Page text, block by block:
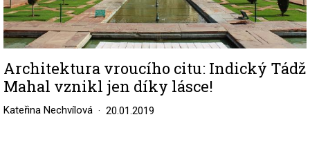
Architektura vroucího citu: Indický Tádž
Mahal vznikl jen díky lásce!
Kateřina Nechvílová 20.01.2019